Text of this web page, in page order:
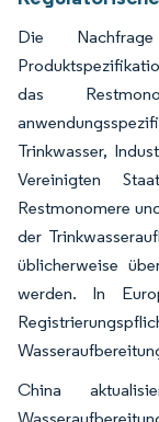
Die
das
Trinkwasser,
Vereinigten
Restmonomere
der
üblicherweise
werden. In
China